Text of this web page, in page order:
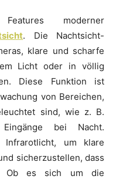
moderner
. Die Nachtsicht-
klare und scharfe
Licht oder in völlig
Diese Funktion ist
von Bereichen,
sind, wie z. B.
bei Nacht.
Infrarotlicht, um klare
sicherzustellen, dass
Ob es sich um die